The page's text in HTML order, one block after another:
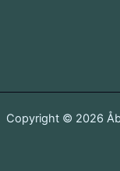
Copyright © 2026